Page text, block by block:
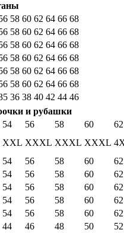
58 60 62 64 66 68
58 60 62 64 66 68
58 60 62 64 66 68
58 60 62 64 66 68
58 60 62 64 66 68
58 60 62 64 66 68
36 38 40 42 44 46
и рубашки
54 56 58 60
62
XXL XXXL XXXL XXXL
54 56 58 60
62
54 56 58 60
62
54 56 58 60
62
54 56 58 60
62
54 56 58 60
62
44 46 48 50
52